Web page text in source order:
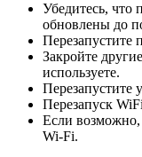
Убедитесь, что
обновлены до
Перезапустите
Закройте
используете.
Перезапустите
Перезапуск
Если возможно,
Wi-Fi.